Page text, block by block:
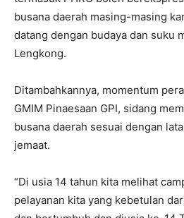
busana daerah masing-masing
datang dengan budaya dan suku
Lengkong.
Ditambahkannya, momentum
GMIM Pinaesaan GPI, sidang
busana daerah sesuai dengan
jemaat.
“Di usia 14 tahun kita melihat
pelayanan kita yang kebetulan